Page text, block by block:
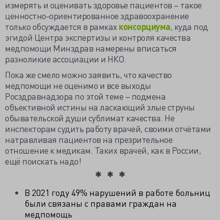
измерять и оценивать здоровье пациентов – такое
ценностно-ориентированное здравоохранение
только обсуждается в рамках консорциума, куда под
эгидой Центра экспертизы и контроля качества
медпомощи Минздрав намерены вписаться
разноликие ассоциации и НКО.
Пока же смело можно заявить, что качество
медпомощи не оценимо и все выходы
Росздравнадзора по этой теме – подмена
объективной истины на ласкающий злые струны
обывательской души сублимат качества. Не
инспекторам судить работу врачей, своими отчётами
натравливая пациентов на презрительное
отношение к медикам. Таких врачей, как в России,
ещё поискать надо!
В 2021 году 49% нарушений в работе больниц
были связаны с правами граждан на
медпомощь